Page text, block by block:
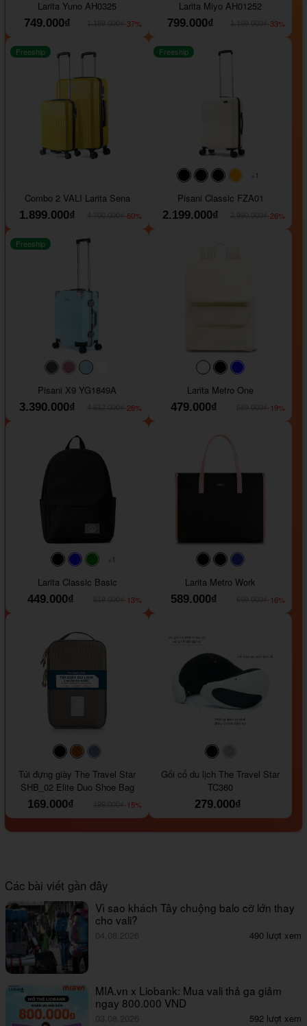
Larita Yuno AH0325
749.000₫
-37%
Larita Miyo AH01252
799.000₫
-33%
Freeship
Combo 2 VALI Larita Sena
1.899.000₫
-60%
#000000#000000
#000000
#ffa500
+1
Freeship
Pisani Classic FZA01
2.199.000₫
-26%
#40454a#b76e79
#9ad8e7
Freeship
Pisani X9 YG1849A
3.390.000₫
-26%
#faf0e6#000000
Larita Metro One
479.000₫
-19%
#faf0e6
#000000#0000FF#008000
+1
Larita Classic Basic
449.000₫
-13%
#000000#000000
Larita Metro Work
589.000₫
-16%
#000000#964B00
Túi đựng giày The Travel Star
SHB_02 Elite Duo Shoe Bag
169.000₫
-15%
#000000
Gối cổ du lịch The Travel Star
TC360
279.000₫
Các bài viết gần đây
Vì sao khách Tây chuộng balo cỡ lớn thay
cho vali?
04.08.2026 490 lượt xem
MIA.vn x Liobank: Mua vali thả ga giảm
ngay 800.000 VND
03.08.2026 592 lượt xem